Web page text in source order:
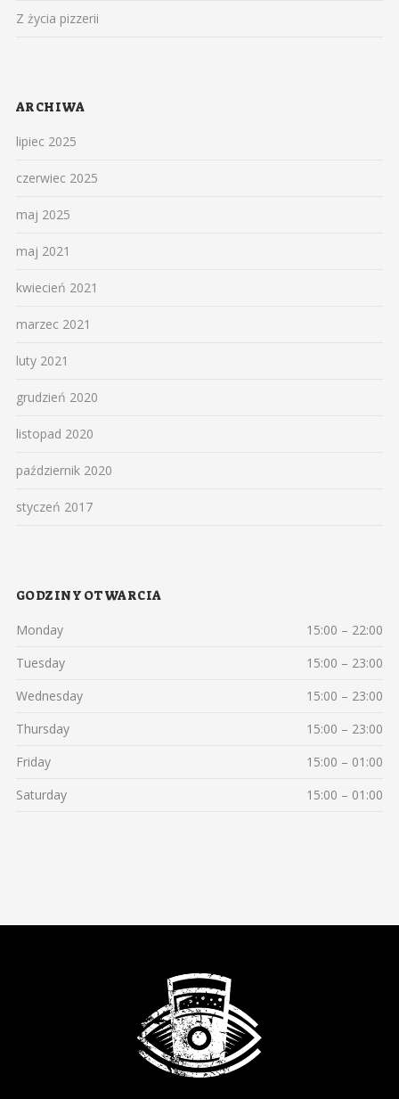
Z życia pizzerii
ARCHIWA
lipiec 2025
czerwiec 2025
maj 2025
maj 2021
kwiecień 2021
marzec 2021
luty 2021
grudzień 2020
listopad 2020
październik 2020
styczeń 2017
GODZINY OTWARCIA
Monday
15:00 – 22:00
Tuesday
15:00 – 23:00
Wednesday
15:00 – 23:00
Thursday
15:00 – 23:00
Friday
15:00 – 01:00
Saturday
15:00 – 01:00